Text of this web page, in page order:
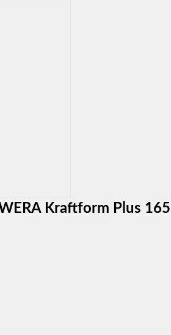
Kraftform Plus